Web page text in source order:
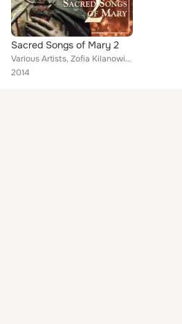
Sacred Songs of Mary 2
Various Artists, Zofia Kilanowicz, Chor Leoni Men's Choir, Six Latin Hymns, Concerto Delle Donne, Lisbeth Scott, The Monteverdi ...
2014